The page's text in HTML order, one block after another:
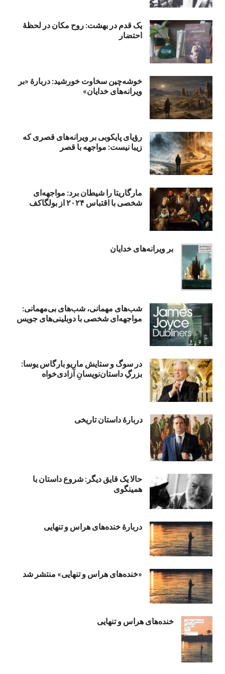
یک قدم در بهشت: روح مکان در لحظهٔ
احتضار
خوشه‌چین سخاوت خورشید: دربارهٔ «بر
ویرانه‌های خدایان»
رؤیای پایکوبی بر ویرانه‌های قصری که
زیبا نیست: مواجهه با قصر
مارگاریتا را شیطان برد: مواجهه‌ای
شخصی با اقتباس ۲۰۲۴ از بولگاکف
بر ویرانه‌های خدایان
شب‌های مهمانی، شب‌های بی‌مهمانی:
مواجهه‌ای شخصی با دوبلینی‌های جویس
در سوگ و ستایش ماریو بارگاس یوسا:
بزرگِ داستان‌نویسانِ آزادی‌خواه
دربارۀ داستان تاریخی
حالا یک قایق دیگر: شروع داستان با
همینگوی
دربارهٔ خنده‌های هراس و تنهایی
«خنده‌های هراس و تنهایی» منتشر شد
خنده‌های هراس و تنهایی